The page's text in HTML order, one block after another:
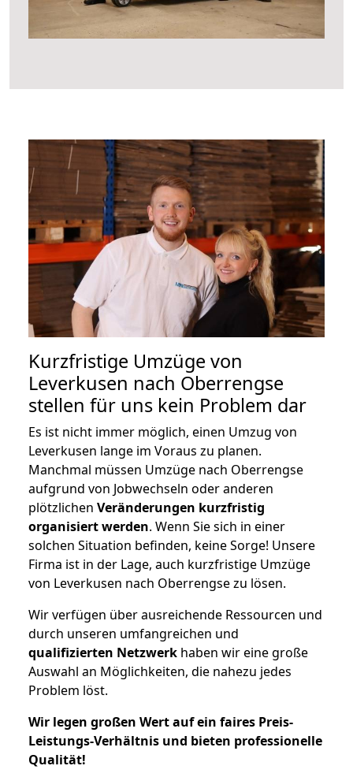
Kurzfristige Umzüge von
Leverkusen nach Oberrengse
stellen für uns kein Problem dar
Es ist nicht immer möglich, einen Umzug von
Leverkusen lange im Voraus zu planen.
Manchmal müssen Umzüge nach Oberrengse
aufgrund von Jobwechseln oder anderen
plötzlichen Veränderungen kurzfristig
organisiert werden. Wenn Sie sich in einer
solchen Situation befinden, keine Sorge! Unsere
Firma ist in der Lage, auch kurzfristige Umzüge
von Leverkusen nach Oberrengse zu lösen.
Wir verfügen über ausreichende Ressourcen und
durch unseren umfangreichen und
qualifizierten Netzwerk haben wir eine große
Auswahl an Möglichkeiten, die nahezu jedes
Problem löst.
Wir legen großen Wert auf ein faires Preis-
Leistungs-Verhältnis und bieten professionelle
Qualität!